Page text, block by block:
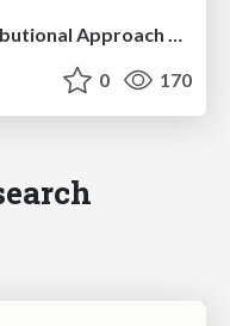
論文読み会 SNLP2021 A Distributional Approach to Controlled Text Generation
0 170